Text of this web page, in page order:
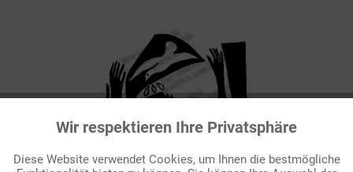
Funktionale Aktiv
Wir respektieren Ihre Privatsphäre
Diese Website verwendet Cookies, um Ihnen die bestmögliche